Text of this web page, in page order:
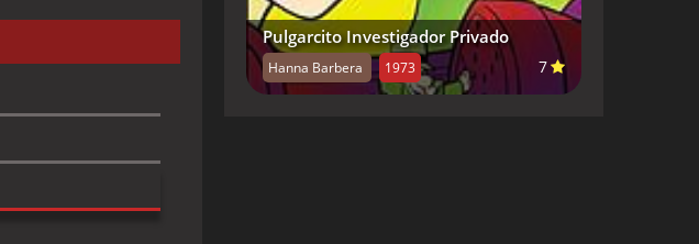
Pulgarcito Investigador Privado
Hanna Barbera 1973 7